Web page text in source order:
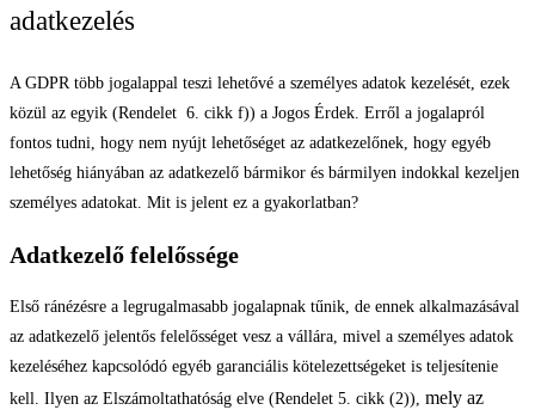
adatkezelés
A GDPR több jogalappal teszi lehetővé a személyes adatok kezelését, ezek
közül az egyik (Rendelet 6. cikk f)) a Jogos Érdek. Erről a jogalapról
fontos tudni, hogy nem nyújt lehetőséget az adatkezelőnek, hogy egyéb
lehetőség hiányában az adatkezelő bármikor és bármilyen indokkal kezeljen
személyes adatokat. Mit is jelent ez a gyakorlatban?
Adatkezelő felelőssége
Első ránézésre a legrugalmasabb jogalapnak tűnik, de ennek alkalmazásával
az adatkezelő jelentős felelősséget vesz a vállára, mivel a személyes adatok
kezeléséhez kapcsolódó egyéb garanciális kötelezettségeket is teljesítenie
kell. Ilyen az Elszámoltathatóság elve (Rendelet 5. cikk (2)), mely az